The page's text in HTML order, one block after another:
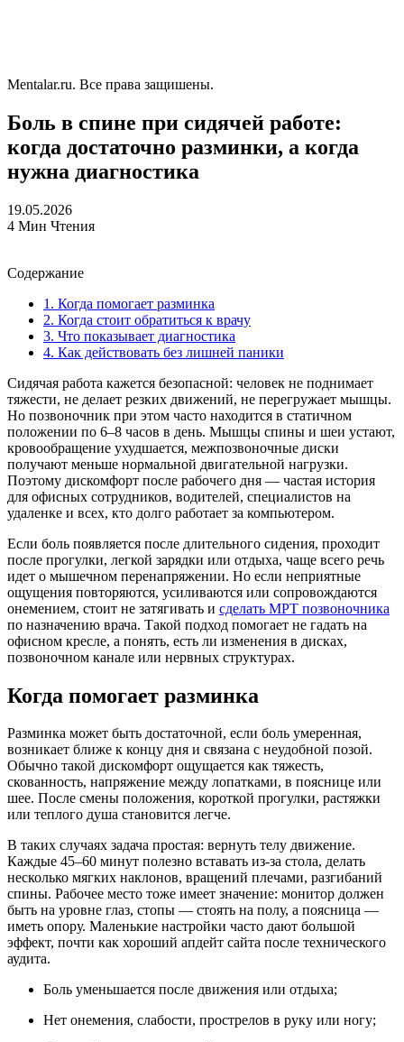
Mentalar.ru. Все права защишены.
Боль в спине при сидячей работе:
когда достаточно разминки, а когда
нужна диагностика
19.05.2026
4 Мин Чтения
Содержание
1. Когда помогает разминка
2. Когда стоит обратиться к врачу
3. Что показывает диагностика
4. Как действовать без лишней паники
Сидячая работа кажется безопасной: человек не поднимает
тяжести, не делает резких движений, не перегружает мышцы.
Но позвоночник при этом часто находится в статичном
положении по 6–8 часов в день. Мышцы спины и шеи устают,
кровообращение ухудшается, межпозвоночные диски
получают меньше нормальной двигательной нагрузки.
Поэтому дискомфорт после рабочего дня — частая история
для офисных сотрудников, водителей, специалистов на
удаленке и всех, кто долго работает за компьютером.
Если боль появляется после длительного сидения, проходит
после прогулки, легкой зарядки или отдыха, чаще всего речь
идет о мышечном перенапряжении. Но если неприятные
ощущения повторяются, усиливаются или сопровождаются
онемением, стоит не затягивать и сделать МРТ позвоночника
по назначению врача. Такой подход помогает не гадать на
офисном кресле, а понять, есть ли изменения в дисках,
позвоночном канале или нервных структурах.
Когда помогает разминка
Разминка может быть достаточной, если боль умеренная,
возникает ближе к концу дня и связана с неудобной позой.
Обычно такой дискомфорт ощущается как тяжесть,
скованность, напряжение между лопатками, в пояснице или
шее. После смены положения, короткой прогулки, растяжки
или теплого душа становится легче.
В таких случаях задача простая: вернуть телу движение.
Каждые 45–60 минут полезно вставать из-за стола, делать
несколько мягких наклонов, вращений плечами, разгибаний
спины. Рабочее место тоже имеет значение: монитор должен
быть на уровне глаз, стопы — стоять на полу, а поясница —
иметь опору. Маленькие настройки часто дают большой
эффект, почти как хороший апдейт сайта после технического
аудита.
Боль уменьшается после движения или отдыха;
Нет онемения, слабости, прострелов в руку или ногу;